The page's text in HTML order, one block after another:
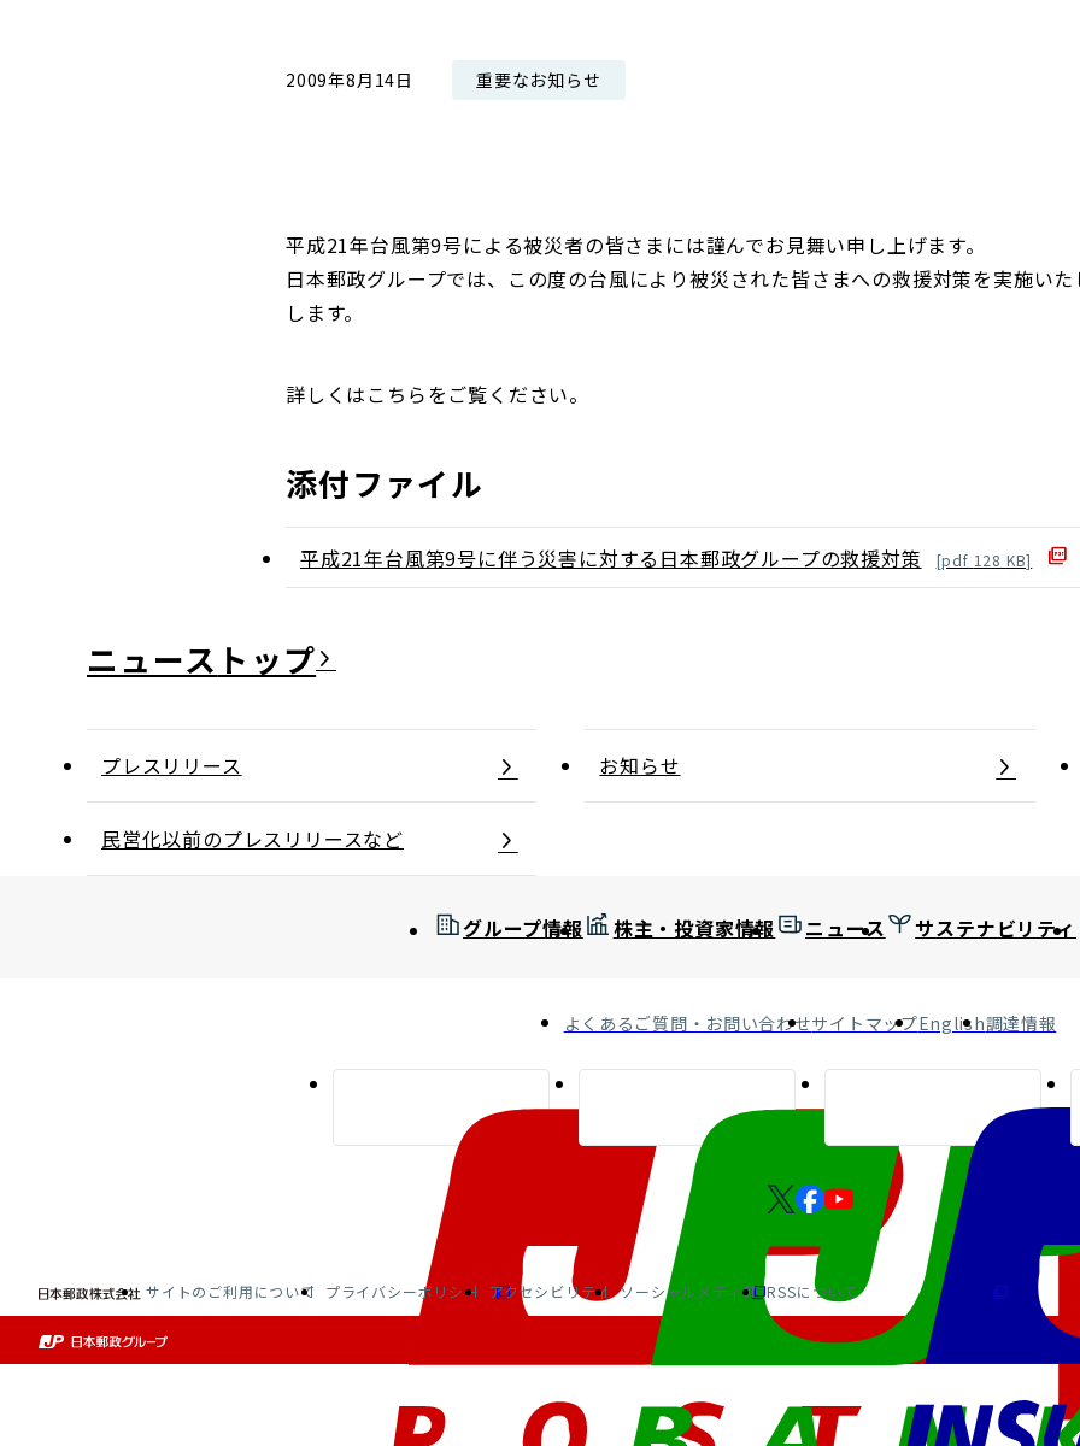
2009年8月14日 重要なお知らせ
平成21年台風第9号による被災者の皆さまには謹んでお見舞い申し上げます。
日本郵政グループでは、この度の台風により被災された皆さまへの救援対策を実施い
します。
詳しくはこちらをご覧ください。
添付ファイル
平成21年台風第9号に伴う災害に対する日本郵政グループの救援対策 [pdf 128 KB]
ニュース
プレスリリース お知らせ
民営化以前のプレスリリースなど
グループ情報 株主・投資家情報 ニュース サステナビリティ
よくあるご質問・お問い合わせサイトマップEnglish調達情報
サイトのご利用について プライバシーポリシー アクセシビリティ ソーシャルメディア RSSについて